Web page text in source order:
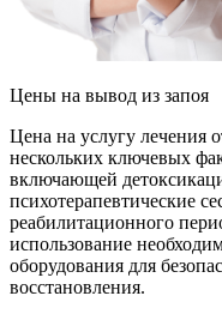
Цены на вывод из запоя
Цена на услугу лечения
нескольких ключевых
включающей
психотерапевтические
реабилитационного
использование
оборудования для
восстановления.